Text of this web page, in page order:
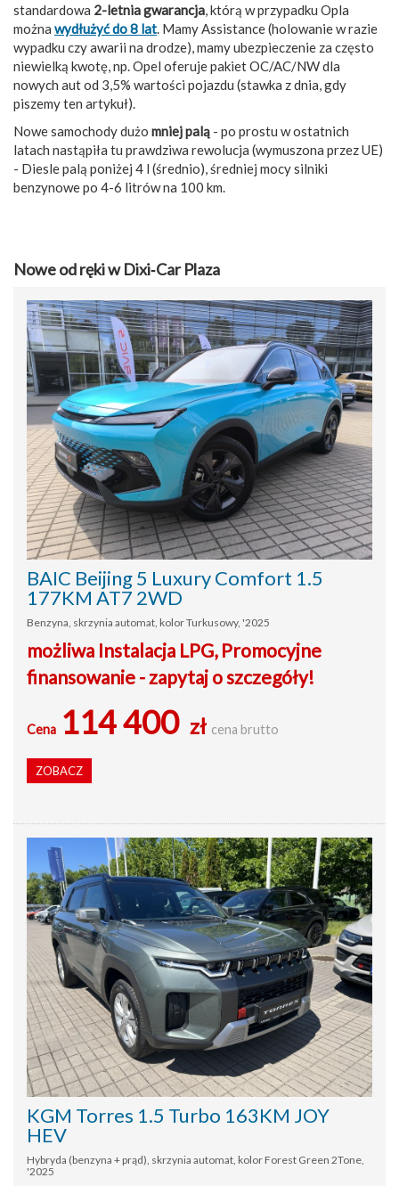
standardowa 2-letnia gwarancja, którą w przypadku Opla
można wydłużyć do 8 lat. Mamy Assistance (holowanie w razie
wypadku czy awarii na drodze), mamy ubezpieczenie za często
niewielką kwotę, np. Opel oferuje pakiet OC/AC/NW dla
nowych aut od 3,5% wartości pojazdu (stawka z dnia, gdy
piszemy ten artykuł).
Nowe samochody dużo mniej palą - po prostu w ostatnich
latach nastąpiła tu prawdziwa rewolucja (wymuszona przez UE)
- Diesle palą poniżej 4 l (średnio), średniej mocy silniki
benzynowe po 4-6 litrów na 100 km.
Nowe od ręki w Dixi‑Car Plaza
BAIC Beijing 5 Luxury Comfort 1.5
177KM AT7 2WD
Benzyna, skrzynia automat, kolor Turkusowy, '2025
możliwa Instalacja LPG, Promocyjne
finansowanie - zapytaj o szczegóły!
Cena 114 400 zł cena brutto
ZOBACZ
KGM Torres 1.5 Turbo 163KM JOY
HEV
Hybryda (benzyna + prąd), skrzynia automat, kolor Forest Green 2Tone,
'2025